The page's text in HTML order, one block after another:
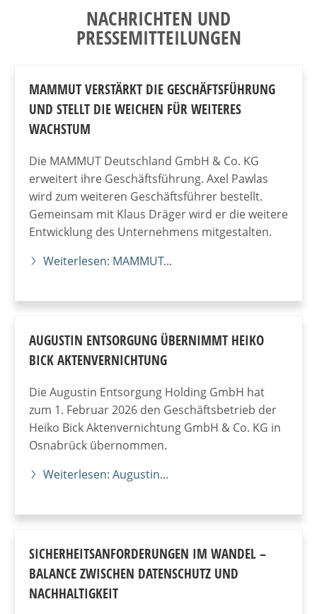
NACHRICHTEN UND
PRESSEMITTEILUNGEN
MAMMUT VERSTÄRKT DIE GESCHÄFTSFÜHRUNG
UND STELLT DIE WEICHEN FÜR WEITERES
WACHSTUM
Die MAMMUT Deutschland GmbH & Co. KG
erweitert ihre Geschäftsführung. Axel Pawlas
wird zum weiteren Geschäftsführer bestellt.
Gemeinsam mit Klaus Dräger wird er die weitere
Entwicklung des Unternehmens mitgestalten.
Weiterlesen: MAMMUT...
AUGUSTIN ENTSORGUNG ÜBERNIMMT HEIKO
BICK AKTENVERNICHTUNG
Die Augustin Entsorgung Holding GmbH hat
zum 1. Februar 2026 den Geschäftsbetrieb der
Heiko Bick Aktenvernichtung GmbH & Co. KG in
Osnabrück übernommen.
Weiterlesen: Augustin...
SICHERHEITSANFORDERUNGEN IM WANDEL –
BALANCE ZWISCHEN DATENSCHUTZ UND
NACHHALTIGKEIT